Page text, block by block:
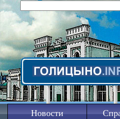
Новости